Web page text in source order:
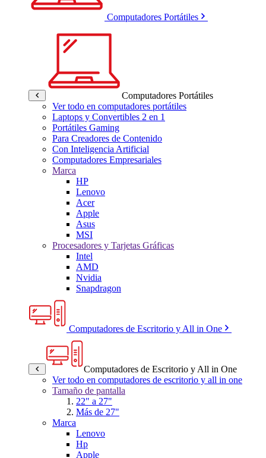
Computadores Portátiles
Computadores Portátiles
Ver todo en computadores portátiles
Laptops y Convertibles 2 en 1
Portátiles Gaming
Para Creadores de Contenido
Con Inteligencia Artificial
Computadores Empresariales
Marca
HP
Lenovo
Acer
Apple
Asus
MSI
Procesadores y Tarjetas Gráficas
Intel
AMD
Nvidia
Snapdragon
Computadores de Escritorio y All in One
Computadores de Escritorio y All in One
Ver todo en computadores de escritorio y all in one
Tamaño de pantalla
22" a 27"
Más de 27"
Marca
Lenovo
Hp
Apple